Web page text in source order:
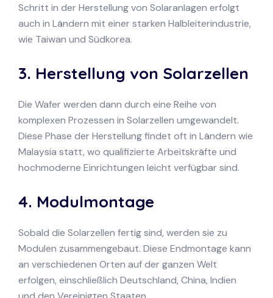
Schritt in der Herstellung von Solaranlagen erfolgt
auch in Ländern mit einer starken Halbleiterindustrie,
wie Taiwan und Südkorea.
3. Herstellung von Solarzellen
Die Wafer werden dann durch eine Reihe von
komplexen Prozessen in Solarzellen umgewandelt.
Diese Phase der Herstellung findet oft in Ländern wie
Malaysia statt, wo qualifizierte Arbeitskräfte und
hochmoderne Einrichtungen leicht verfügbar sind.
4. Modulmontage
Sobald die Solarzellen fertig sind, werden sie zu
Modulen zusammengebaut. Diese Endmontage kann
an verschiedenen Orten auf der ganzen Welt
erfolgen, einschließlich Deutschland, China, Indien